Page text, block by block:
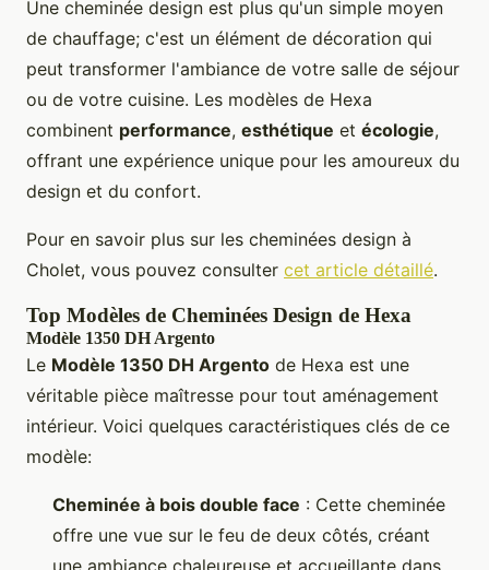
Une cheminée design est plus qu'un simple moyen
de chauffage; c'est un élément de décoration qui
peut transformer l'ambiance de votre salle de séjour
ou de votre cuisine. Les modèles de Hexa
combinent performance, esthétique et écologie,
offrant une expérience unique pour les amoureux du
design et du confort.
Pour en savoir plus sur les cheminées design à
Cholet, vous pouvez consulter cet article détaillé.
Top Modèles de Cheminées Design de Hexa
Modèle 1350 DH Argento
Le Modèle 1350 DH Argento de Hexa est une
véritable pièce maîtresse pour tout aménagement
intérieur. Voici quelques caractéristiques clés de ce
modèle:
Cheminée à bois double face : Cette cheminée
offre une vue sur le feu de deux côtés, créant